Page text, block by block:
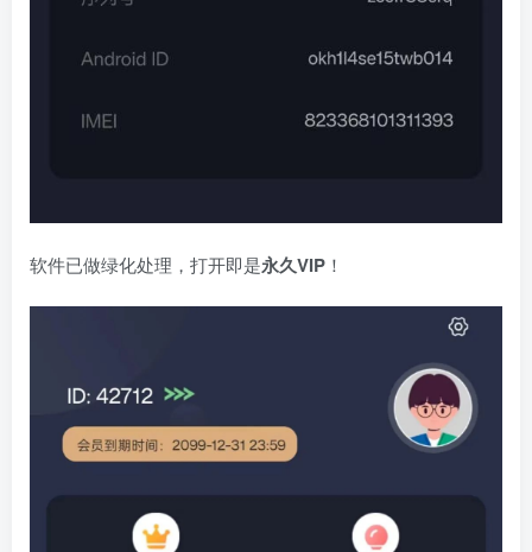
软件已做绿化处理，打开即是永久VIP ！